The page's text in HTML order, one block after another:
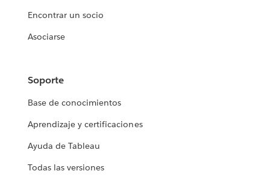
Encontrar un socio
Asociarse
Soporte
Base de conocimientos
Aprendizaje y certificaciones
Ayuda de Tableau
Todas las versiones